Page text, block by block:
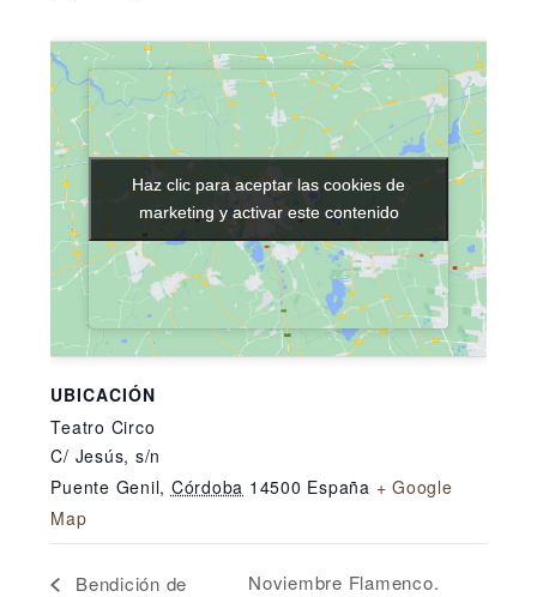
UBICACIÓN
Teatro Circo
C/ Jesús, s/n
Puente Genil, Córdoba 14500 España + Google
Map
Haz clic para aceptar las cookies de
marketing y activar este contenido
Haz clic para aceptar las cookies de
marketing y activar este contenido
Bendición de Noviembre Flamenco.